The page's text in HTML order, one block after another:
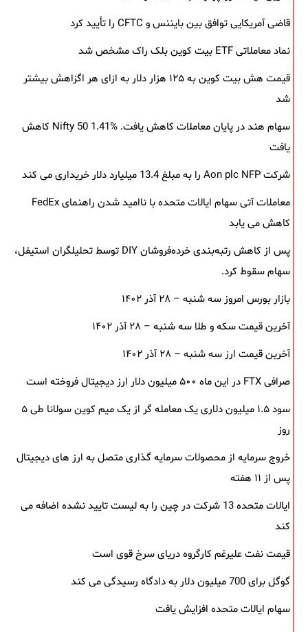
قاضی آمریکایی توافق بین بایننس و CFTC را تأیید کرد
نماد معاملاتی ETF بیت کوین بلک ‌راک مشخص شد
قیمت هش بیت کوین به ۱۲۵ هزار دلار به‌ ازای هر اگزاهش بیشتر
شد
سهام هند در پایان معاملات کاهش یافت. Nifty 50 1.41% کاهش
یافت
شرکت Aon plc NFP را به مبلغ 13.4 میلیارد دلار خریداری می کند
معاملات آتی سهام ایالات متحده با ناامید شدن راهنمای FedEx
کاهش می یابد
پس از کاهش رتبه‌بندی خرده‌فروشان DIY توسط تحلیلگران استیفل،
سهام سقوط کرد.
بازار بورس امروز سه شنبه – ۲۸ آذر ۱۴۰۲
آخرین قیمت سکه و طلا سه شنبه – ۲۸ آذر ۱۴۰۲
آخرین قیمت ارز سه شنبه – ۲۸ آذر ۱۴۰۲
صرافی FTX در این ماه ۵۰۰ میلیون دلار ارز دیجیتال فروخته است
سود ۱.۵ میلیون دلاری یک معامله ‌گر از یک میم‌ کوین سولانا طی ۵
روز
خروج سرمایه از محصولات سرمایه ‌گذاری متصل به ارز های دیجیتال
پس از ۱۱ هفته
ایالات متحده 13 شرکت در چین را به لیست تایید نشده اضافه می
کند
قیمت نفت علیرغم کارگروه دریای سرخ قوی است
گوگل برای 700 میلیون دلار به دادگاه رسیدگی می کند
سهام ایالات متحده افزایش یافت